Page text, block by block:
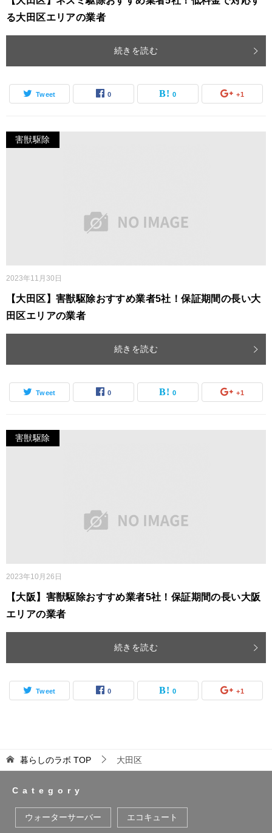
る大田区エリアの業者
続きを読む
Tweet 0 0 +1
害獣駆除
2023年11月30日
【大田区】害獣駆除おすすめ業者5社！保証期間の長い大
田区エリアの業者
続きを読む
Tweet 0 0 +1
害獣駆除
2023年10月26日
【大阪】害獣駆除おすすめ業者5社！保証期間の長い大阪
エリアの業者
続きを読む
Tweet 0 0 +1
暮らしのラボ TOP 大田区
Category
ウォーターサーバー エコキュート